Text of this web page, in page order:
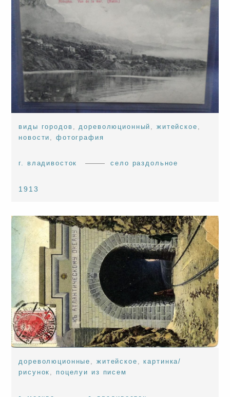
виды городов дореволюционный ,житейское
новости
,фотография
г. владивосток село раздольное
1913
дореволюционные , житейское ,картинка/
рисунок , поцелуи из писем